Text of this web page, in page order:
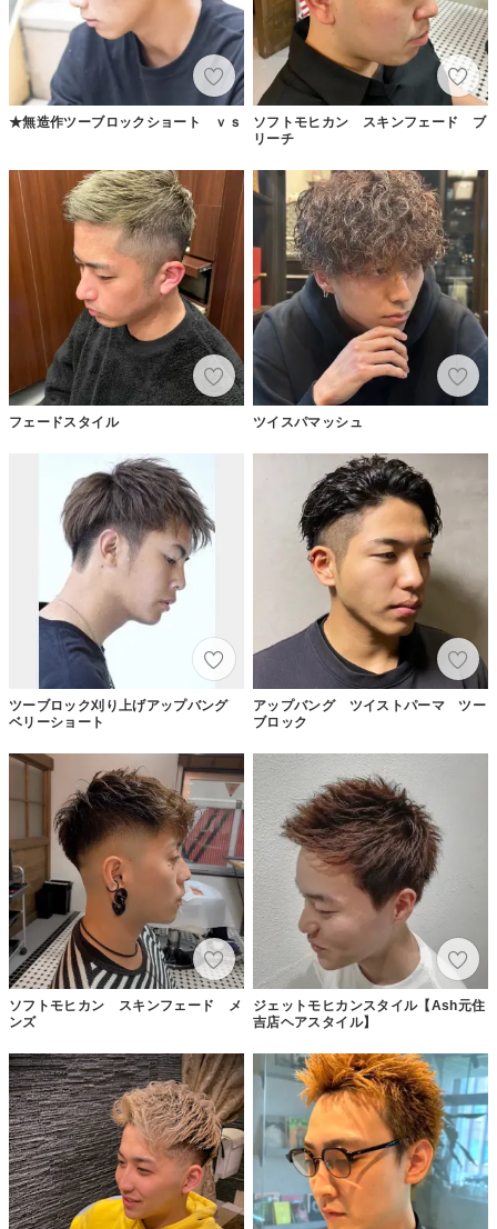
★無造作ツーブロックショート ｖｓ
ソフトモヒカン スキンフェード ブ
リーチ
フェードスタイル ツイスパマッシュ
ツーブロック刈り上げアップバング
ベリーショート
アップバング ツイストパーマ ツー
ブロック
ソフトモヒカン スキンフェード メ
ンズ
ジェットモヒカンスタイル【Ash元住
吉店ヘアスタイル】